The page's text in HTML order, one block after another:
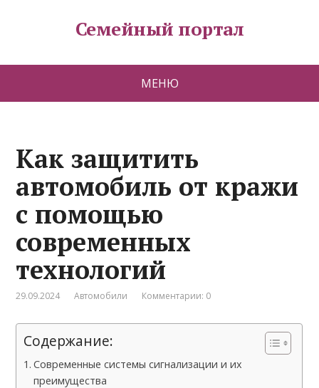
Семейный портал
МЕНЮ
Как защитить
автомобиль от кражи
с помощью
современных
технологий
29.09.2024 Автомобили Комментарии: 0
Содержание:
Современные системы сигнализации и их
преимущества